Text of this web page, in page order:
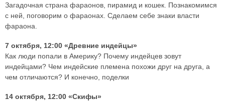
Загадочная страна фараонов, пирамид и кошек. Познакомимся
с ней, поговорим о фараонах. Сделаем себе знаки власти
фараона.
7 октября, 12:00 «Древние индейцы»
Как люди попали в Америку? Почему индейцев зовут
индейцами? Чем индейские племена похожи друг на друга, а
чем отличаются? И конечно, поделки
14 октября, 12:00 «Скифы»